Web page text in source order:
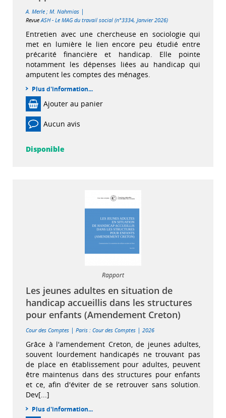
A. Merle ; M. Nahmias |
Revue ASH - Le MAG du travail social (n°3334, Janvier 2026)
Entretien avec une chercheuse en sociologie qui
met en lumière le lien encore peu étudié entre
précarité financière et handicap. Elle pointe
notamment les dépenses liées au handicap qui
amputent les comptes des ménages.
Plus d'information...
Ajouter au panier
Aucun avis
Disponible
Rapport
Les jeunes adultes en situation de
handicap accueillis dans les structures
pour enfants (Amendement Creton)
Cour des Comptes | Paris : Cour des Comptes | 2026
Grâce à l'amendement Creton, de jeunes adultes,
souvent lourdement handicapés ne trouvant pas
de place en établissement pour adultes, peuvent
être maintenus dans des structures pour enfants
et ce, afin d'éviter de se retrouver sans solution.
Dev[...]
Plus d'information...